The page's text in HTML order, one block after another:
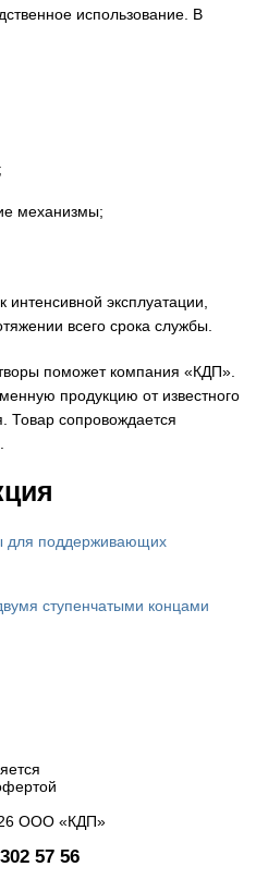
использование. В
механизмы;
эксплуатации,
всего срока службы.
поможет компания «КДП».
продукцию от известного
Товар сопровождается
для поддерживающих
ступенчатыми концами
ООО «КДП»
57 56